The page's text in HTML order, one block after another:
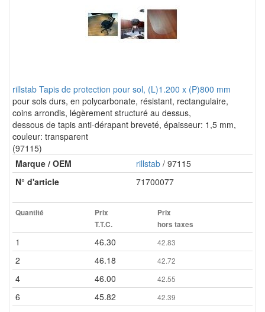
rillstab Tapis de protection pour sol, (L)1.200 x (P)800 mm
pour sols durs, en polycarbonate, résistant, rectangulaire,
coins arrondis, légèrement structuré au dessus,
dessous de tapis anti-dérapant breveté, épaisseur: 1,5 mm,
couleur: transparent
(97115)
Marque / OEM
rillstab / 97115
N° d'article
71700077
Quantité
Prix
T.T.C.
Prix
hors taxes
1 46.30 42.83
2 46.18 42.72
4 46.00 42.55
6 45.82 42.39